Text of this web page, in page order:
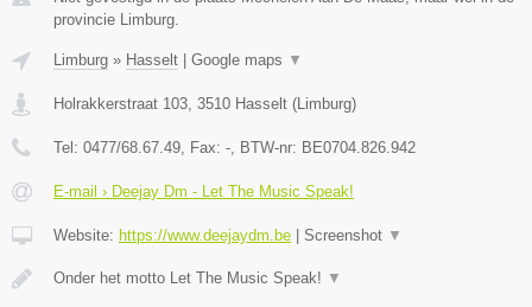
provincie Limburg.
Limburg » Hasselt Google maps ▼
Holrakkerstraat 103, 3510 Hasselt (Limburg)
Tel: 0477/68.67.49, Fax: -, BTW-nr: BE0704.826.942
E-mail › Deejay Dm - Let The Music Speak!
Website: https://www.deejaydm.be Screenshot ▼
Onder het motto Let The Music Speak! ▼